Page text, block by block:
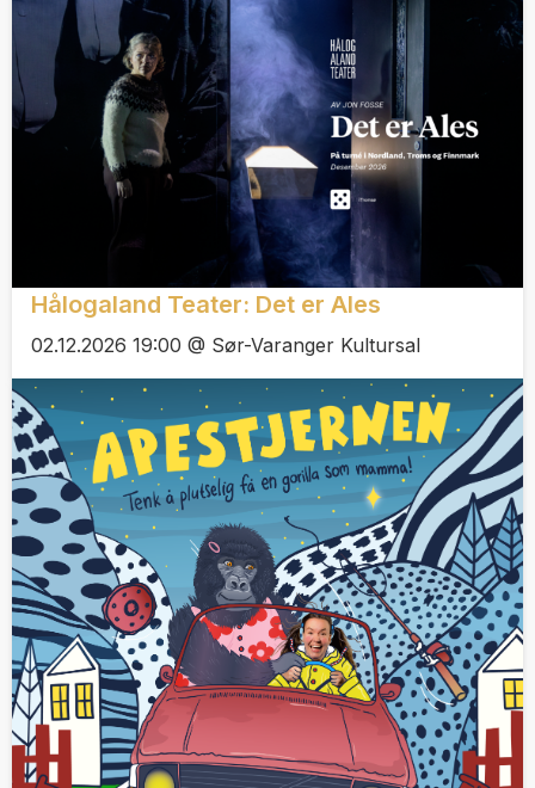
Hålogaland Teater: Det er Ales
02.12.2026 19:00 @ Sør-Varanger Kultursal